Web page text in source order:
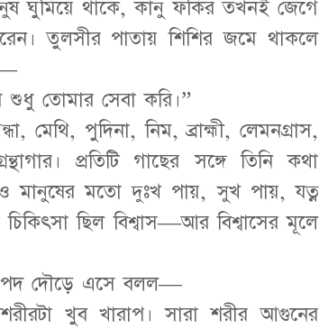
ঘুমিয়ে থাকে, কানু ফকির তখনই জেগে
তুলসীর পাতায় শিশির জমে থাকলে
শুধু তোমার সেবা করি।”
মেথি, পুদিনা, নিম, ব্রাহ্মী, লেমনগ্রাস,
প্রতিটি গাছের সঙ্গে তিনি কথা
মানুষের মতো দুঃখ পায়, সুখ পায়, যত্ন
ছিল বিশ্বাস—আর বিশ্বাসের মূলে
দৌড়ে এসে বলল—
খুব খারাপ। সারা শরীর আগুনের